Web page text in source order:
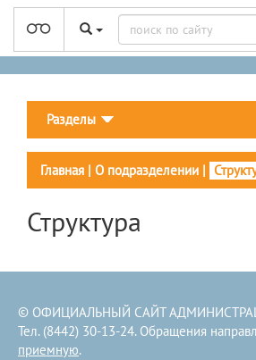
Разделы
Главная | О подразделении |
Структура
© ОФИЦИАЛЬНЫЙ САЙТ
Тел. (8442) 30-13-24. Обращения
приемную.